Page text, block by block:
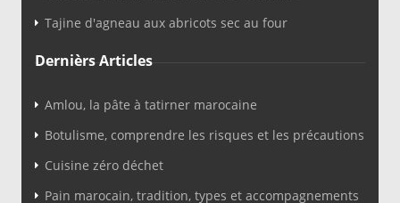
Tajine d'agneau aux abricots sec au four
Dernièrs Articles
Amlou, la pâte à tatirner marocaine
Botulisme, comprendre les risques et les précautions
Cuisine zéro déchet
Pain marocain, tradition, types et accompagnements